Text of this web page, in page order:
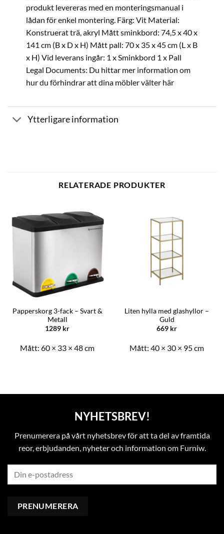
produkt levereras med en monteringsmanual i
lådan för enkel montering. Färg: Vit Material:
Konstruerat trä, akryl Mått sminkbord: 74,5 x 40 x
141 cm (B x D x H) Mått pall: 70 x 35 x 45 cm (L x B
x H) Vid leverans ingår: 1 x Sminkbord 1 x Pall
Legal Documents: Du hittar mer information om
hur du förhindrar att dina möbler välter här
Ytterligare information
RELATERADE PRODUKTER
Papperskorg 3-fack – Svart &
Metall
1289 kr
Mått: 60 × 33 × 48 cm
Liten hylla med glashyllor –
Guld
669 kr
Mått: 40 × 30 × 95 cm
NYHETSBREV!
Prenumerera på vårt nyhetsbrev för att ta del av framtida
reor, erbjudanden, nyheter och information om Furniw.